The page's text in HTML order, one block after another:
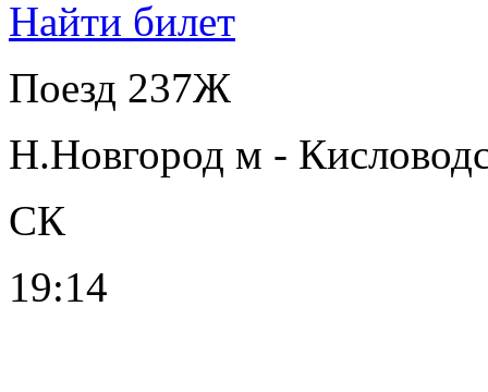
Найти билет
Поезд 237Ж
Н.Новгород м -
СК
19:14